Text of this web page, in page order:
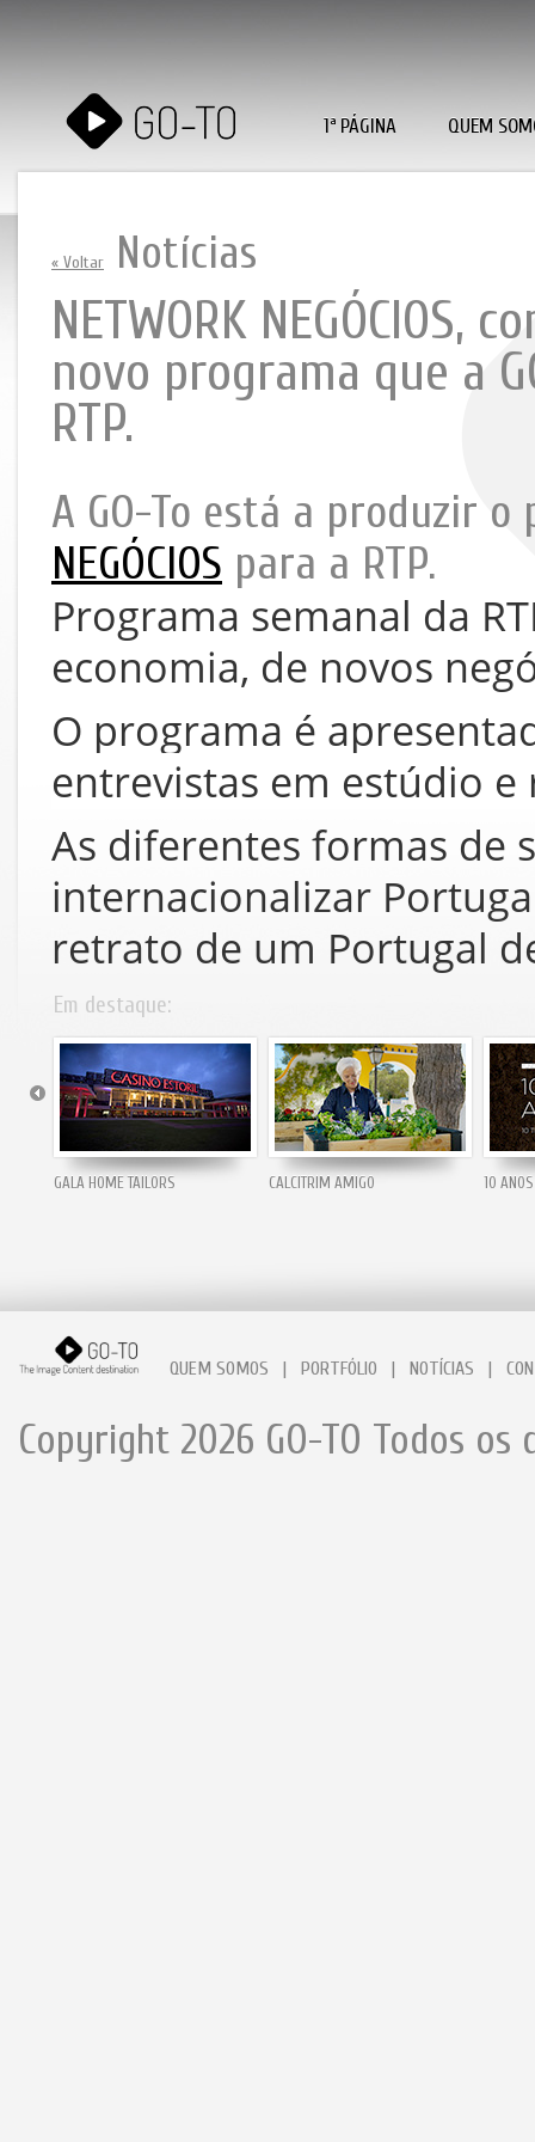
1ª PÁGINA QUEM
« Voltar Notícias
NETWORK
novo programa que a
RTP.
A GO-To está a produzir
NEGÓCIOS para a RTP.
Programa semanal da
economia, de novos
O programa é
entrevistas em estúdio
As diferentes formas de
internacionalizar
retrato de um Portugal
Em destaque:
GALA HOME TAILORS CALCITRIM AMIGO 10
QUEM SOMOS | PORTFÓLIO | NOTÍCIAS |
Copyright 2026 GO-TO Todos